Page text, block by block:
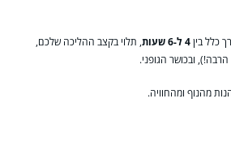
כלל בין4 ל-6 שעות
, תלוי בקצב ההליכה שלכם,
הרבה!), ובכושר הגופני.
מהנוף ומהחוויה.